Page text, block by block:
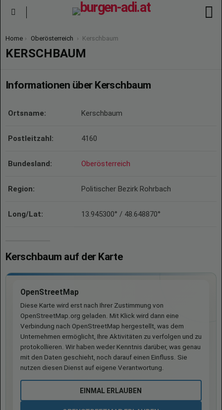
You are here:
Home Oberösterreich Kerschbaum
KERSCHBAUM
Informationen über Kerschbaum
Ortsname: Kerschbaum
Postleitzahl: 4160
Bundesland: Oberösterreich
Region: Politischer Bezirk Rohrbach
Long/Lat: 13.945300° / 48.648870°
Kerschbaum auf der Karte
OpenStreetMap
Diese Karte wird erst nach Ihrer Zustimmung von
OpenStreetMap.org geladen. Mit Klick wird dann eine
Verbindung nach OpenStreetMap hergestellt, was dem
Unternehmen ermöglicht, Ihre Aktivitäten zu verfolgen und zu
protokollieren. Wir haben weder Kenntnis darüber, was genau
mit den Daten geschieht, noch darauf einen Einfluss. Sie
nutzen diesen Dienst auf eigene Verantwortung.
EINMAL ERLAUBEN